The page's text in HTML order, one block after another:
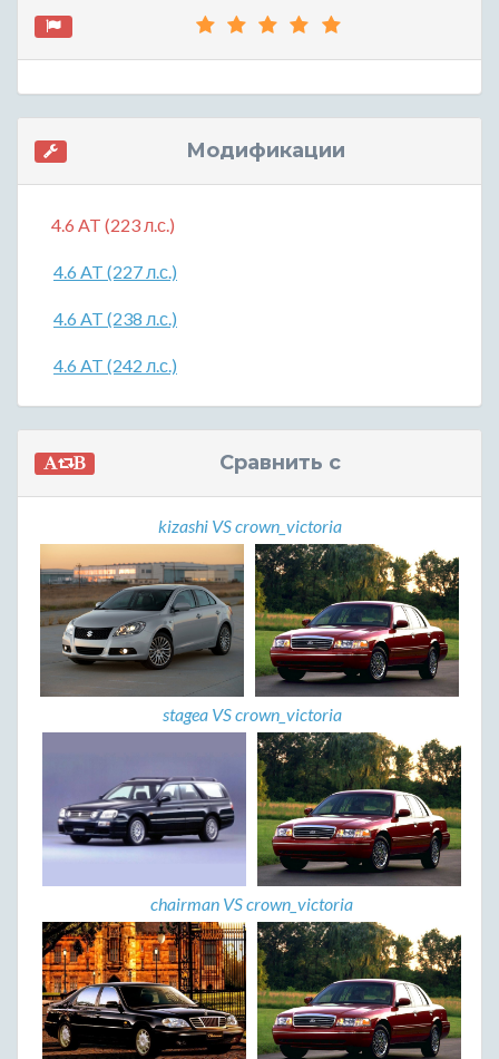
Модификации
4.6 AT (223 л.с.)
4.6 AT (227 л.с.)
4.6 AT (238 л.с.)
4.6 AT (242 л.с.)
Сравнить с
kizashi VS crown_victoria
stagea VS crown_victoria
chairman VS crown_victoria